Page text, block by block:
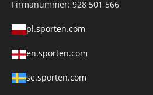
Firmanummer: 928 501 566
pl.sporten.com
en.sporten.com
se.sporten.com